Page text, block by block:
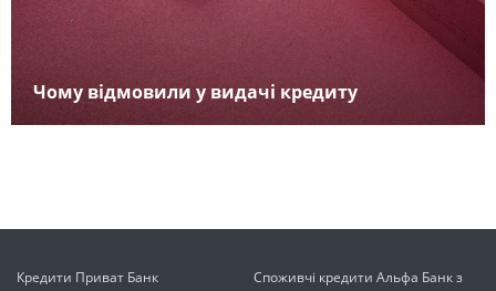
Чому відмовили у видачі кредиту
Кредити Приват Банк
Споживчі кредити Альфа Банк з